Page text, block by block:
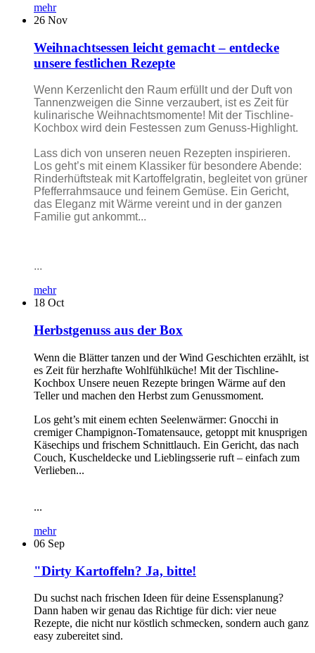
mehr
26 Nov
Weihnachtsessen leicht gemacht – entdecke
unsere festlichen Rezepte
Wenn Kerzenlicht den Raum erfüllt und der Duft von
Tannenzweigen die Sinne verzaubert, ist es Zeit für
kulinarische Weihnachtsmomente! Mit der Tischline-
Kochbox wird dein Festessen zum Genuss-Highlight.
Lass dich von unseren neuen Rezepten inspirieren.
Los geht’s mit einem Klassiker für besondere Abende:
Rinderhüftsteak mit Kartoffelgratin, begleitet von grüner
Pfefferrahmsauce und feinem Gemüse. Ein Gericht,
das Eleganz mit Wärme vereint und in der ganzen
Familie gut ankommt...
...
mehr
18 Oct
Herbstgenuss aus der Box
Wenn die Blätter tanzen und der Wind Geschichten erzählt, ist
es Zeit für herzhafte Wohlfühlküche! Mit der Tischline-
Kochbox Unsere neuen Rezepte bringen Wärme auf den
Teller und machen den Herbst zum Genussmoment.
Los geht’s mit einem echten Seelenwärmer: Gnocchi in
cremiger Champignon-Tomatensauce, getoppt mit knusprigen
Käsechips und frischem Schnittlauch. Ein Gericht, das nach
Couch, Kuscheldecke und Lieblingsserie ruft – einfach zum
Verlieben...
...
mehr
06 Sep
"Dirty Kartoffeln? Ja, bitte!
Du suchst nach frischen Ideen für deine Essensplanung?
Dann haben wir genau das Richtige für dich: vier neue
Rezepte, die nicht nur köstlich schmecken, sondern auch ganz
easy zubereitet sind.